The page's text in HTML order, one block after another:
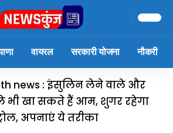
वायरल सरकारी योजना नौकरी
news : इंसुलिन लेने वाले और
भी खा सकते हैं आम, शुगर रहेगा
अपनाएं ये तरीका